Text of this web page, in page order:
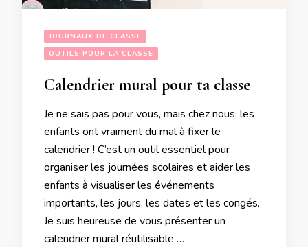
JOURNAUX DE CLASSE
OUTILS POUR LA CLASSE
Calendrier mural pour ta classe
Je ne sais pas pour vous, mais chez nous, les
enfants ont vraiment du mal à fixer le
calendrier ! C’est un outil essentiel pour
organiser les journées scolaires et aider les
enfants à visualiser les événements
importants, les jours, les dates et les congés.
Je suis heureuse de vous présenter un
calendrier mural réutilisable …